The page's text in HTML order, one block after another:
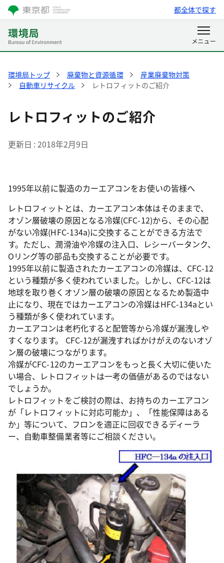
都全体で探す
環境局トップ 廃棄物と資源循環
産業廃棄物対策
自動車リサイクル
レトロフィットのご紹介
レトロフィットのご紹介
更新日 2018年2月9日
1995年以前に製造のカーエアコンをお使いの皆様へ
レトロフィットとは、カーエアコン本体はそのままで、
オゾン層破壊の原因となる冷媒(CFC-12)から、その心配
がない冷媒(HFC-134a)に交換することができる方法で
す。ただし、潤滑油や冷媒の注入口、レシーバータンク、
Oリング等の部品も交換することが必要です。
1995年以前に製造されたカーエアコンの冷媒は、CFC-12
という種類が多く使われていました。しかし、CFC-12は
地球を取り巻くオゾン層の破壊の原因となるため製造中
止になり、現在ではカーエアコンの冷媒はHFC-134aとい
う種類が多く使われています。
カーエアコンは老朽化すると配管等から冷媒が漏洩しや
すくなります。 CFC-12が漏洩すればかけがえのないオゾ
ン層の破壊につながります。
冷媒がCFC-12のカーエアコンをもっと長く大切に使いた
い場合、レトロフィットは一考の価値があるのではない
でしょうか。
レトロフィットをご検討の際は、お持ちのカーエアコン
が「レトロフィットに対応可能か」、「性能保障はある
か」等について、フロンを適正に回収できるディーラ
ー、自動車整備業者等にご相談ください。